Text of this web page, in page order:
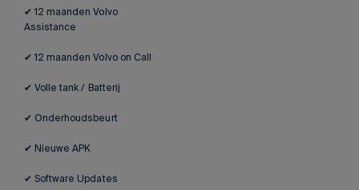
✔ 12 maanden Volvo
Assistance
✔ 12 maanden Volvo on Call
✔ Volle tank / Batterij
✔ Onderhoudsbeurt
✔ Nieuwe APK
✔ Software Updates